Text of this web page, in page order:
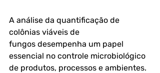
A análise da quantificação de
colônias viáveis de
fungos desempenha um papel
essencial no controle microbiológico
de produtos, processos e ambientes.